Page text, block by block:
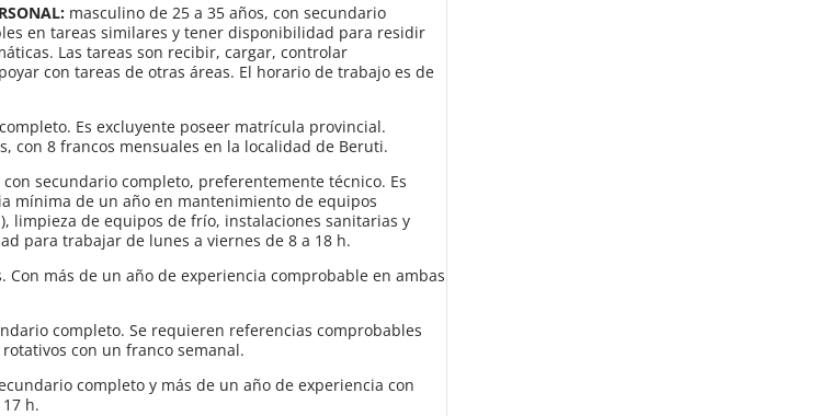
masculino de 25 a 35 años, con secundario
en tareas similares y tener disponibilidad para residir
Las tareas son recibir, cargar, controlar
con tareas de otras áreas. El horario de trabajo es de
Es excluyente poseer matrícula provincial.
con 8 francos mensuales en la localidad de Beruti.
secundario completo, preferentemente técnico. Es
mínima de un año en mantenimiento de equipos
limpieza de equipos de frío, instalaciones sanitarias y
para trabajar de lunes a viernes de 8 a 18 h.
Con más de un año de experiencia comprobable en ambas
completo. Se requieren referencias comprobables
con un franco semanal.
completo y más de un año de experiencia con
h.